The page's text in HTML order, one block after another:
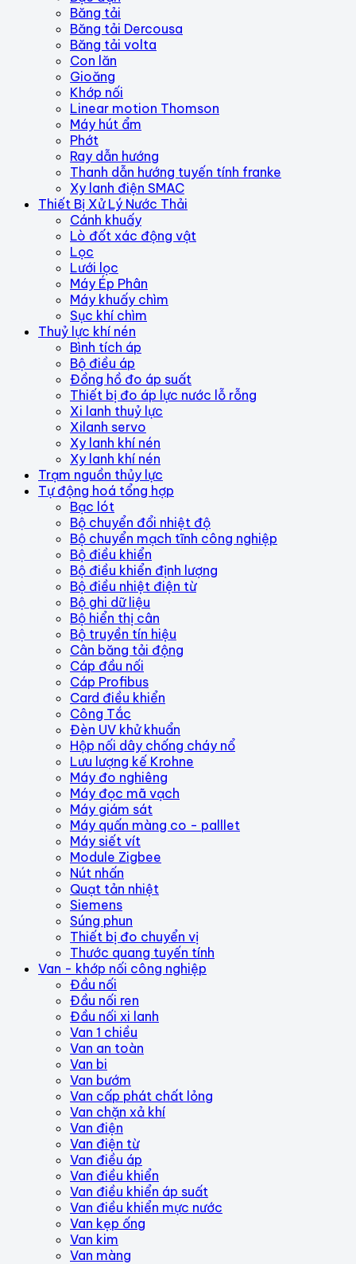
Băng tải
Băng tải Dercousa
Băng tải volta
Con lăn
Gioăng
Khớp nối
Linear motion Thomson
Máy hút ẩm
Phớt
Ray dẫn hướng
Thanh dẫn hướng tuyến tính franke
Xy lanh điện SMAC
Thiết Bị Xử Lý Nước Thải
Cánh khuấy
Lò đốt xác động vật
Lọc
Lưới lọc
Máy Ép Phân
Máy khuấy chìm
Sục khí chìm
Thuỷ lực khí nén
Bình tích áp
Bộ điều áp
Đồng hồ đo áp suất
Thiết bị đo áp lực nước lỗ rỗng
Xi lanh thuỷ lực
Xilanh servo
Xy lanh khí nén
Xy lanh khí nén
Trạm nguồn thủy lực
Tự động hoá tổng hợp
Bạc lót
Bộ chuyển đổi nhiệt độ
Bộ chuyển mạch tĩnh công nghiệp
Bộ điều khiển
Bộ điều khiển định lượng
Bộ điều nhiệt điện từ
Bộ ghi dữ liệu
Bộ hiển thị cân
Bộ truyền tín hiệu
Cân băng tải động
Cáp đầu nối
Cáp Profibus
Card điều khiển
Công Tắc
Đèn UV khử khuẩn
Hộp nối dây chống cháy nổ
Lưu lượng kế Krohne
Máy đo nghiêng
Máy đọc mã vạch
Máy giám sát
Máy quấn màng co - palllet
Máy siết vít
Module Zigbee
Nút nhấn
Quạt tản nhiệt
Siemens
Súng phun
Thiết bị đo chuyển vị
Thước quang tuyến tính
Van - khớp nối công nghiệp
Đầu nối
Đầu nối ren
Đầu nối xi lanh
Van 1 chiều
Van an toàn
Van bi
Van bướm
Van cấp phát chất lỏng
Van chặn xả khí
Van điện
Van điện từ
Van điều áp
Van điều khiển
Van điều khiển áp suất
Van điều khiển mực nước
Van kẹp ống
Van kim
Van màng